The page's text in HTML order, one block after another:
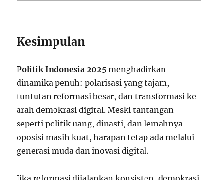
Kesimpulan
Politik Indonesia 2025 menghadirkan
dinamika penuh: polarisasi yang tajam,
tuntutan reformasi besar, dan transformasi ke
arah demokrasi digital. Meski tantangan
seperti politik uang, dinasti, dan lemahnya
oposisi masih kuat, harapan tetap ada melalui
generasi muda dan inovasi digital.
Jika reformasi dijalankan konsisten, demokrasi